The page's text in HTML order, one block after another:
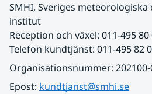
SMHI, Sveriges
institut
Reception och växel: 011-495 80
Telefon kundtjänst: 011-495 82
Organisationsnummer: 202100-
Epost: kundtjanst@smhi.se